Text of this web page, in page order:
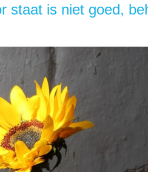
staat is niet goed,